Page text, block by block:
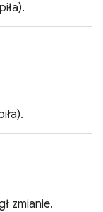
zmianie.